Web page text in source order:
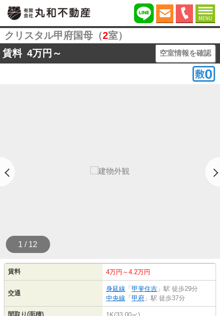
MENU
クリスタル甲府国母（2室）
賃料 4万円～ 空室情報を確認
1 / 12
賃料 4万円～4.2万円
交通
身延線 「 甲斐住吉 」駅 徒歩29分
中央線 「 甲府 」駅 徒歩37分
間取り(面積)